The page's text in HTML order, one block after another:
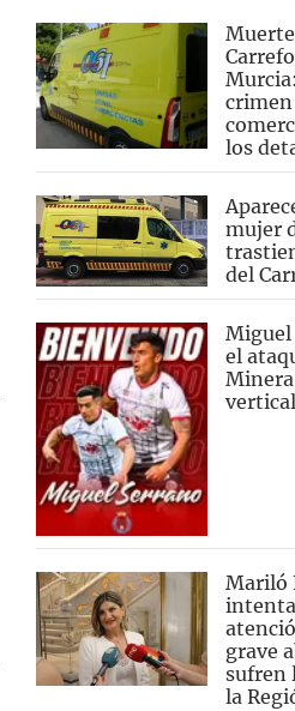
los
mujer
del
Miguel
el
Mariló
grave
sufren
la